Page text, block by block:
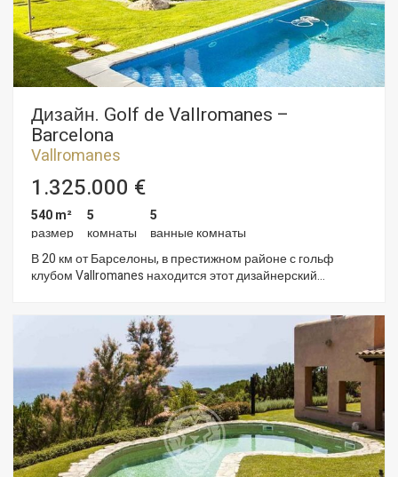
Дизайн. Golf de Vallromanes –
Barcelona
Vallromanes
1.325.000 €
540 m²
размер
5
комнаты
5
ванные комнаты
В 20 км от Барселоны, в престижном районе с гольф
клубом Vallromanes находится этот дизайнерский
зелена зона с соляным бассейном, барбекю и зона с
фруктовыми деревьями. Три этажа дома имеют лифт. На
нижнем этаже есть телевизионная комната, просторная и
открытая гостиная – столовая с камином, кухня, санузел и
апартамент сюит со спальней и ванной комнатой.
Большие оконные проёмы обеспечивают все помещения
хорошей освещенностью и открывают доступ к саду. На
первом этаже – главная спальня с двумя гардеробными,
терраса и ванная комната. Центральная зона застеклена